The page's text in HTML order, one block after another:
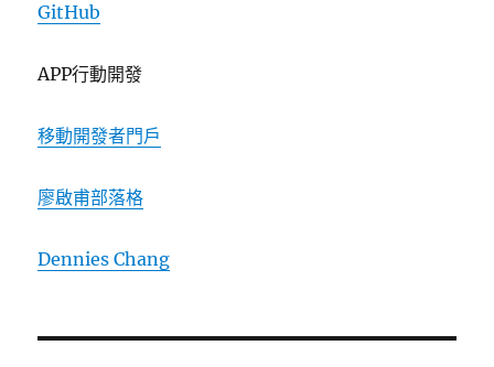
GitHub
APP行動開發
移動開發者門戶
廖啟甫部落格
Dennies Chang